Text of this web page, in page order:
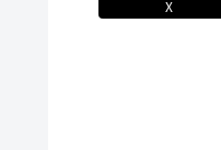
X